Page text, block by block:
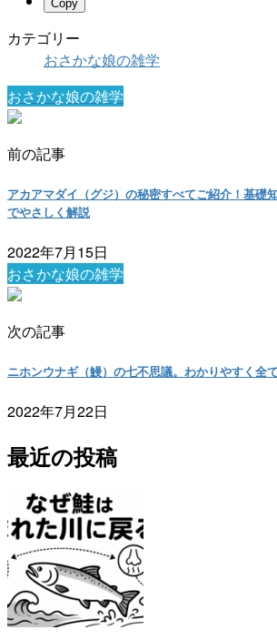
Copy
カテゴリー
おさかな娘の雑学
おさかな娘の雑学
前の記事
アカアマダイ（グジ）の秘密すべてご紹介！基礎
でやさしく解説
2022年7月15日
おさかな娘の雑学
次の記事
ニホンウナギ（鰻）の七不思議。わかりやすく全
2022年7月22日
最近の投稿